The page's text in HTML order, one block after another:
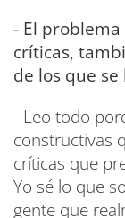
- El
críticas,
de los que
- Leo todo
constructivas
críticas que
Yo sé lo que
gente que